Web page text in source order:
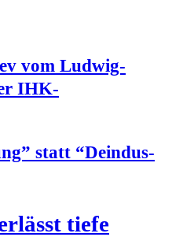
vom Lud­wig-
IHK-
statt “Deindus­
tie­fe